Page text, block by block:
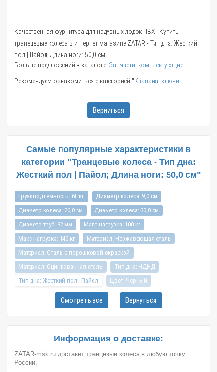
Качественная фурнитура для надувных лодок ПВХ | Купить
транецевые колеса в интернет магазине ZATAR - Тип дна: Жесткий
пол | Пайол; Длина ноги: 50,0 см
Больше предложений в каталоге: Запчасти, комплектующие
Рекомендуем ознакомиться с категорией "Клапана, ключи".
Вернуться
Самые популярные характеристики в
категории "Транцевые колеса - Тип дна:
Жесткий пол | Пайол; Длина ноги: 50,0 см"
Грузоподъемность: 60 кг
Диаметр колеса: 9,0 см
Диаметр колеса: 26,0 см
Диаметр колеса: 33,0 см
Диаметр труб: 32 мм
Макс нагрузка: 100 кг
Макс нагрузка: 140 кг
Материал: Нержавеющая сталь
Материал: Сталь с порошковой окраской
Материал: Оцинкованная сталь
Тип дна: НДНД
Тип дна: Жесткий пол | Пайол
Цвет: Черный
Высота: 14,0 см
Высота: 40,0 см
Высота: 46,0 см
Высота: 91,0 см
Длина: 29,0 см
Длина: 39,0 см
Ширина: 44,0 см
Ширина: 49,0 см
Ширина: 54,0 см
Ширина: 62,0 см
Ширина колеса: 3,0 см
Ширина колеса: 6,0 см
Смотреть все Вернуться
Информация о доставке:
ZATAR-msk.ru доставит транцевые колеса в любую точку
России.